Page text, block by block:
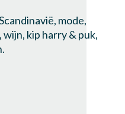
mode,
kip harry & puk,